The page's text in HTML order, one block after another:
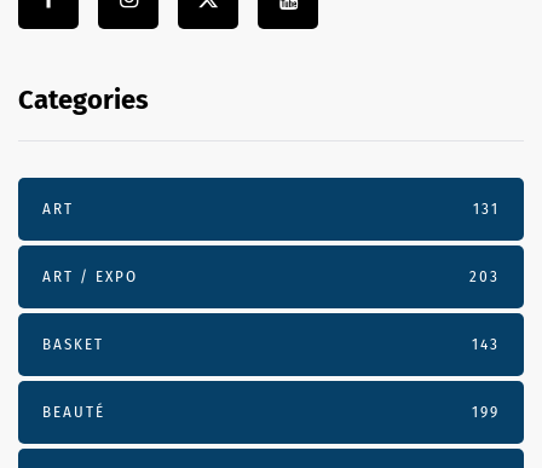
Categories
ART 131
ART / EXPO 203
BASKET 143
BEAUTÉ 199